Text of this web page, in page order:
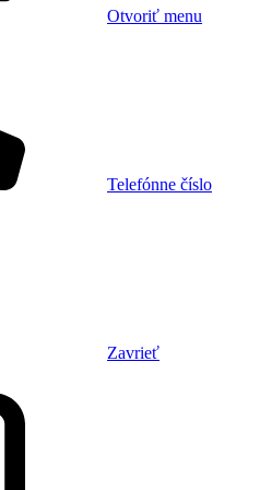
Otvoriť menu
Telefónne číslo
Zavrieť